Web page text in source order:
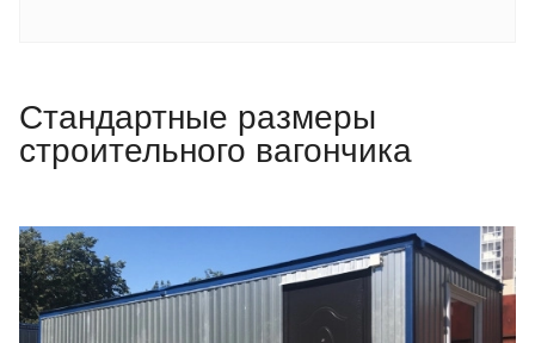
Стандартные размеры
строительного вагончика